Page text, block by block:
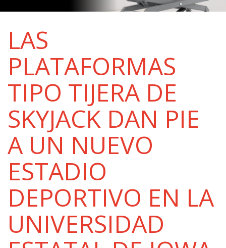
LAS
PLATAFORMAS
TIPO TIJERA DE
SKYJACK DAN PIE
A UN NUEVO
ESTADIO
DEPORTIVO EN LA
UNIVERSIDAD